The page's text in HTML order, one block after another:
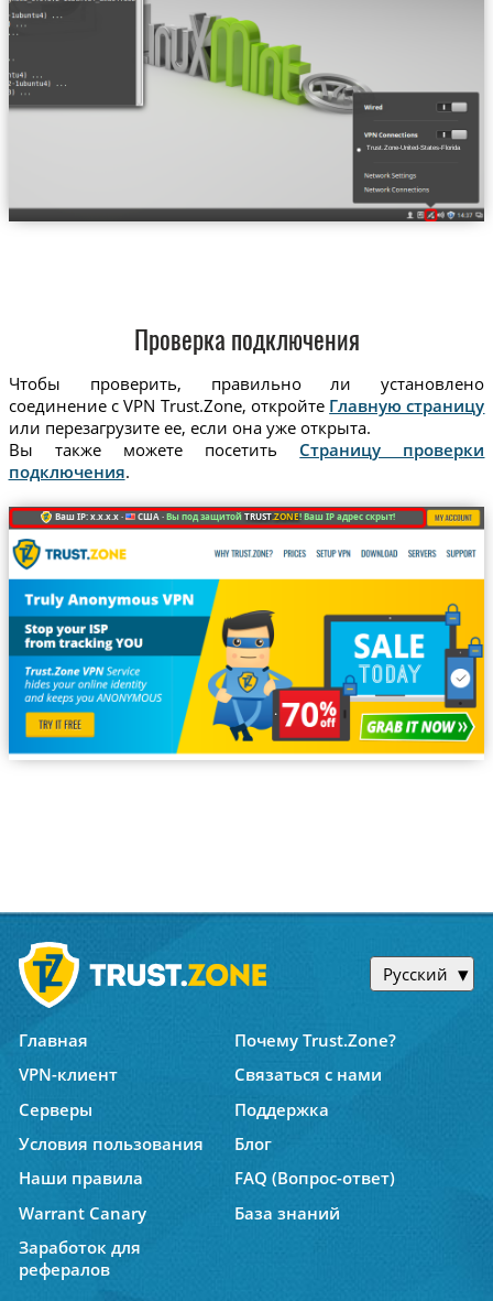
Trust.Zone-United-States-Florida
Проверка подключения
Чтобы проверить, правильно ли установлено
соединение с VPN Trust.Zone, откройте Главную страницу
или перезагрузите ее, если она уже открыта.
Вы также можете посетить Страницу проверки
подключения.
Ваш IP: x.x.x.x · США ·Вы под защитойTRUST.ZONE! Ваш IP адрес скрыт!
Русский
Главная
Почему Trust.Zone?
VPN-клиент
Связаться с нами
Серверы
Поддержка
Условия пользования
Блог
Наши правила
FAQ (Вопрос-ответ)
Warrant Canary
База знаний
Заработок для
рефералов